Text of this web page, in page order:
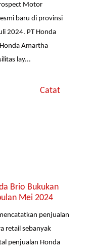
Motor
baru di provinsi
2024. PT Honda
Amartha
lay...
Catat
Brio Bukukan
Mei 2024
penjualan
retail sebanyak
penjualan Honda